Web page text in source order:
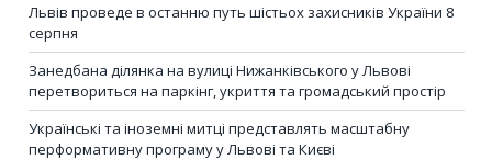
Львів проведе в останню путь шістьох захисників України 8
серпня
Занедбана ділянка на вулиці Нижанківського у Львові
перетвориться на паркінг, укриття та громадський простір
Українські та іноземні митці представлять масштабну
перформативну програму у Львові та Києві